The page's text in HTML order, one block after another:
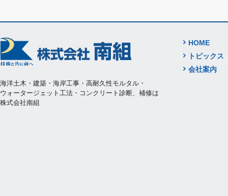
海洋土木・建築・海岸工事・高耐久性モルタル・
ウォータージェット工法・コンクリート診断、補修は
株式会社南組
HOME
トピックス
会社案内